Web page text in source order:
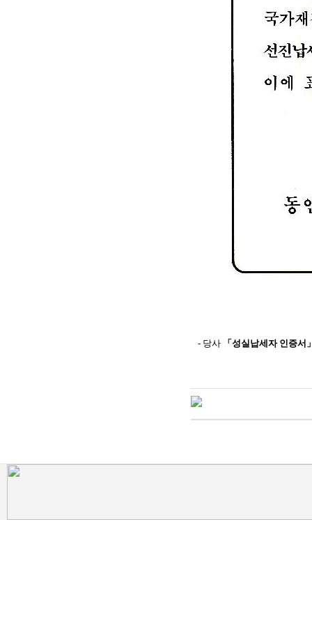
- 당사 「 성실납세자 인증서